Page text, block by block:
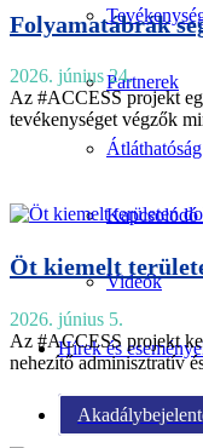
Partnerek
Átláthatóság
Kapcsolódó
Videók
Hírek és
Folyamatábrák
2026. június 24.
Az #ACCESS projekt
tevékenységet végzők
Öt kiemelt
2026. június 5.
Az #ACCESS projekt
nehezítő adminisztratív